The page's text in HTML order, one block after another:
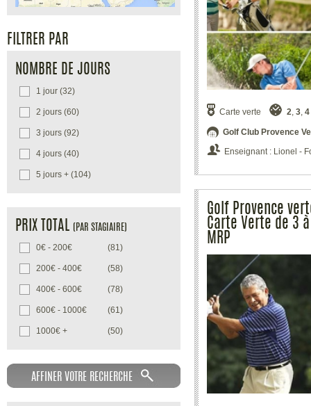
FILTRER PAR
NOMBRE DE JOURS
1 jour (32)
2 jours (60)
3 jours (92)
4 jours (40)
5 jours + (104)
PRIX TOTAL (PAR STAGIAIRE)
0€ - 200€
(81)
200€ - 400€ (58)
400€ - 600€ (78)
600€ - 1000€ (61)
1000€ + (50)
Carte verte 2, 3, 4
Golf Club Provence
Enseignant : Lionel -
Golf Provence
Carte Verte de 3
MRP